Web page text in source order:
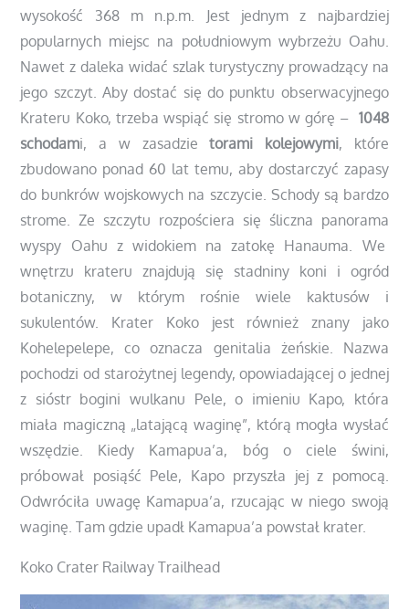
wysokość 368 m n.p.m. Jest jednym z najbardziej
popularnych miejsc na południowym wybrzeżu Oahu.
Nawet z daleka widać szlak turystyczny prowadzący na
jego szczyt. Aby dostać się do punktu obserwacyjnego
Krateru Koko, trzeba wspiąć się stromo w górę – 1048
schodami, a w zasadzietorami kolejowymi, które
zbudowano ponad 60 lat temu, aby dostarczyć zapasy
do bunkrów wojskowych na szczycie. Schody są bardzo
strome. Ze szczytu rozpościera się śliczna panorama
wyspy Oahu z widokiem na zatokę Hanauma. We
wnętrzu krateru znajdują się stadniny koni i ogród
botaniczny, w którym rośnie wiele kaktusów i
sukulentów. Krater Koko jest również znany jako
Kohelepelepe, co oznacza genitalia żeńskie. Nazwa
pochodzi od starożytnej legendy, opowiadającej o jednej
z sióstr bogini wulkanu Pele, o imieniu Kapo, która
miała magiczną „latającą waginę”, którą mogła wysłać
wszędzie. Kiedy Kamapua’a, bóg o ciele świni,
próbował posiąść Pele, Kapo przyszła jej z pomocą.
Odwróciła uwagę Kamapua’a, rzucając w niego swoją
waginę. Tam gdzie upadł Kamapua’a powstał krater.
Koko Crater Railway Trailhead